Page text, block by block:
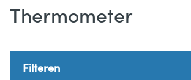
Thermometer
Filteren